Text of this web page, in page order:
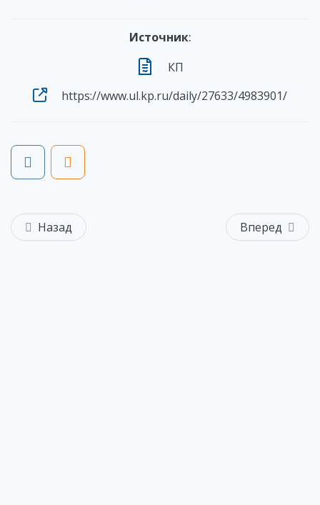
Источник:
КП
https://www.ul.kp.ru/daily/27633/4983901/
Назад Вперед